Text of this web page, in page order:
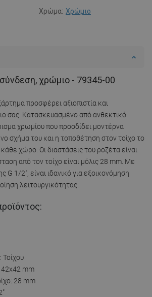
Χρώμα: Χρώμιο
χρώμιο - 79345-00
προσφέρει αξιοπιστία και
σας. Κατασκευασμένο από ανθεκτικό
χρωμίου που προσδίδει μοντέρνα
σχήμα του και η τοποθέτηση στον τοίχο το
χώρο. Οι διαστάσεις του ροζέτα είναι
από τον τοίχο είναι μόλις 28 mm. Με
G 1/2", είναι ιδανικό για εξοικονόμηση
λειτουργικότητας.
42x42 mm
28 mm